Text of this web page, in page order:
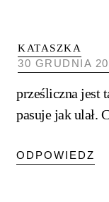
KATASZKA
30 GRUDNIA
prześliczna jest
pasuje jak ulał.
ODPOWIEDZ